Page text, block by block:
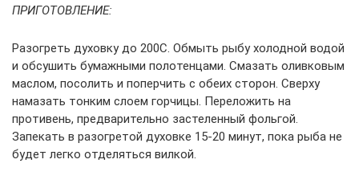
ПРИГОТОВЛЕНИЕ:
Разогреть духовку до 200С. Обмыть рыбу холодной водой
и обсушить бумажными полотенцами. Смазать оливковым
маслом, посолить и поперчить с обеих сторон. Сверху
намазать тонким слоем горчицы. Переложить на
противень, предварительно застеленный фольгой.
Запекать в разогретой духовке 15-20 минут, пока рыба не
будет легко отделяться вилкой.